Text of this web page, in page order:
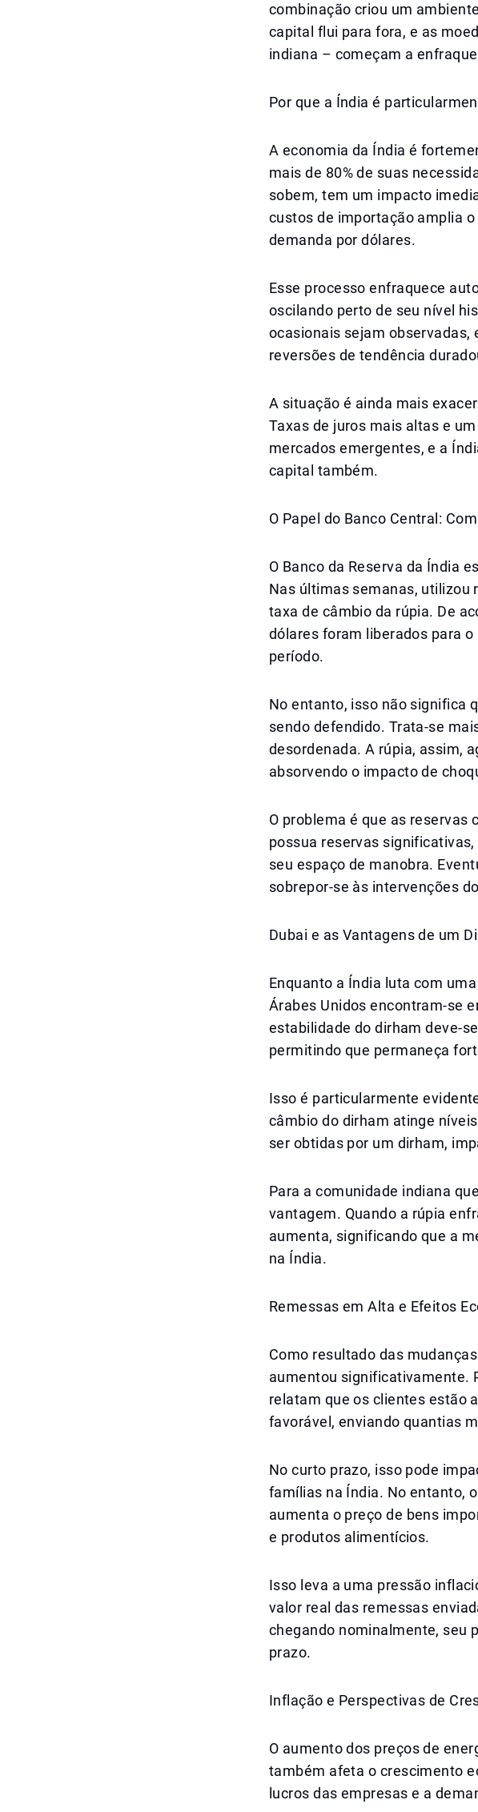
combinação criou um
capital flui para fora, e as
indiana – começam a
Por que a Índia é
A economia da Índia é
mais de 80% de suas
sobem, tem um impacto
custos de importação amplia
demanda por dólares.
Esse processo enfraquece
oscilando perto de seu nível
ocasionais sejam observadas,
reversões de tendência
A situação é ainda mais
Taxas de juros mais altas e
mercados emergentes, e a
capital também.
O Papel do Banco Central:
O Banco da Reserva da Índia
Nas últimas semanas, utilizou
taxa de câmbio da rúpia. De
dólares foram liberados para
período.
No entanto, isso não significa
sendo defendido. Trata-se
desordenada. A rúpia, assim,
absorvendo o impacto de
O problema é que as reservas
possua reservas
seu espaço de manobra.
sobrepor-se às intervenções
Dubai e as Vantagens de um
Enquanto a Índia luta com
Árabes Unidos encontram-se
estabilidade do dirham deve-
permitindo que permaneça
Isso é particularmente
câmbio do dirham atinge
ser obtidas por um dirham,
Para a comunidade indiana
vantagem. Quando a rúpia
aumenta, significando que a
na Índia.
Remessas em Alta e Efeitos
Como resultado das
aumentou significativamente.
relatam que os clientes estão
favorável, enviando quantias
No curto prazo, isso pode
famílias na Índia. No entanto,
aumenta o preço de bens
e produtos alimentícios.
Isso leva a uma pressão
valor real das remessas
chegando nominalmente, seu
prazo.
Inflação e Perspectivas de
O aumento dos preços de
também afeta o crescimento
lucros das empresas e a